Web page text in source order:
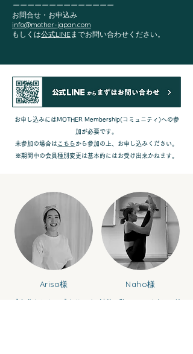
ーーーーーーーーーーーーーー
お問合せ・お申込み
info@mother-japan.com
​もしくは公式LINEまでお問い合わせください。
お申し込みにはMOTHER Membership(コミュニティ)への参
加が必要です。
​未参加の場合は こちら から参加の上、お申し込みください。
※期間中の会員種別変更は基本的にはお受け出来かねます。
Arisa様
『自分らしさ』『ありのま
Naho様
以前の私は、いつも何かに追